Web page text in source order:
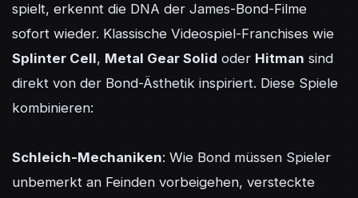
spielt, erkennt die DNA der James-Bond-Filme
Splinter Cell, Metal Gear Solid oder Hitman sind
direkt von der Bond-Ästhetik inspiriert. Diese Spiele
kombinieren:
Schleich-Mechaniken: Wie Bond müssen Spieler
unbemerkt an Feinden vorbeigehen, versteckte